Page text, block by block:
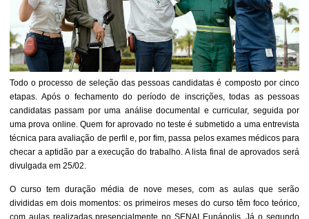
Todo o processo de seleção das pessoas candidatas é composto por cinco
etapas. Após o fechamento do período de inscrições, todas as pessoas
candidatas passam por uma análise documental e curricular, seguida por
uma prova online. Quem for aprovado no teste é submetido a uma entrevista
técnica para avaliação de perfil e, por fim, passa pelos exames médicos para
checar a aptidão par a execução do trabalho. A lista final de aprovados será
divulgada em 25/02.
O curso tem duração média de nove meses, com as aulas que serão
divididas em dois momentos: os primeiros meses do curso têm foco teórico,
com aulas realizadas presencialmente no SENAI Eunápolis. Já o segundo